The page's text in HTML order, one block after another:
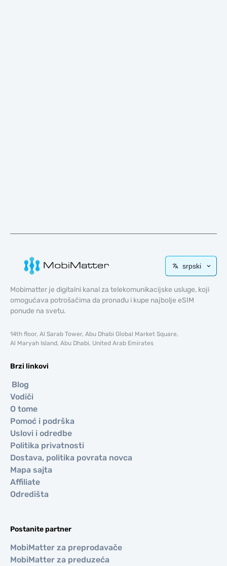
srpski
Mobimatter je digitalni kanal za telekomunikacijske usluge, koji
omogućava potrošačima da pronađu i kupe najbolje eSIM
ponude na svetu.
14th floor, Al Sarab Tower, Abu Dhabi Global Market Square,
Al Maryah Island, Abu Dhabi, United Arab Emirates
Brzi linkovi
Blog
Vodiči
O tome
Pomoć i podrška
Uslovi i odredbe
Politika privatnosti
Dostava, politika povrata novca
Mapa sajta
Affiliate
Odredišta
Postanite partner
MobiMatter za preprodavače
MobiMatter za preduzeća